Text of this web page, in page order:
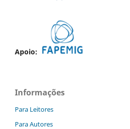
Apoio:
Informações
Para Leitores
Para Autores